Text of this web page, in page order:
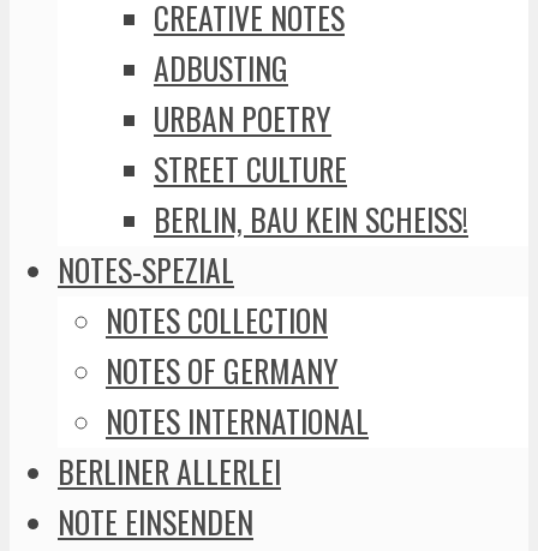
CREATIVE NOTES
ADBUSTING
URBAN POETRY
STREET CULTURE
BERLIN, BAU KEIN SCHEISS!
NOTES-SPEZIAL
NOTES COLLECTION
NOTES OF GERMANY
NOTES INTERNATIONAL
BERLINER ALLERLEI
NOTE EINSENDEN